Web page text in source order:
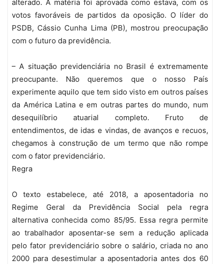
alterado. A matéria foi aprovada como estava, com os
votos favoráveis de partidos da oposição. O líder do
PSDB, Cássio Cunha Lima (PB), mostrou preocupação
com o futuro da previdência.
– A situação previdenciária no Brasil é extremamente
preocupante. Não queremos que o nosso País
experimente aquilo que tem sido visto em outros países
da América Latina e em outras partes do mundo, num
desequilíbrio atuarial completo. Fruto de
entendimentos, de idas e vindas, de avanços e recuos,
chegamos à construção de um termo que não rompe
com o fator previdenciário.
Regra
O texto estabelece, até 2018, a aposentadoria no
Regime Geral da Previdência Social pela regra
alternativa conhecida como 85/95. Essa regra permite
ao trabalhador aposentar-se sem a redução aplicada
pelo fator previdenciário sobre o salário, criada no ano
2000 para desestimular a aposentadoria antes dos 60